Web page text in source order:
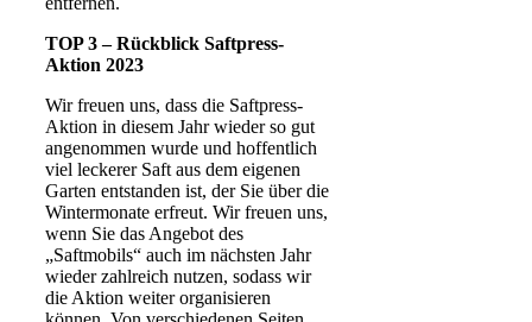
TOP 3 – Rückblick Saftpress-
Aktion 2023
Wir freuen uns, dass die Saftpress-
Aktion in diesem Jahr wieder so gut
angenommen wurde und hoffentlich
viel leckerer Saft aus dem eigenen
Garten entstanden ist, der Sie über die
Wintermonate erfreut. Wir freuen uns,
wenn Sie das Angebot des
„Saftmobils“ auch im nächsten Jahr
wieder zahlreich nutzen, sodass wir
die Aktion weiter organisieren